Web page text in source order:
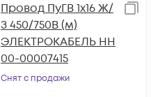
Провод ПуГВ 1х16 Ж/
З 450/750В (м)
ЭЛЕКТРОКАБЕЛЬ НН
00-00007415
Снят с продажи